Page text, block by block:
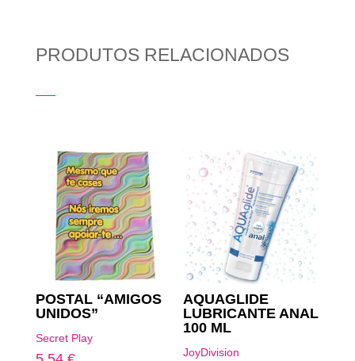
PRODUTOS RELACIONADOS
POSTAL “AMIGOS
UNIDOS”
Secret Play
AQUAGLIDE
LUBRICANTE ANAL
100 ML
JoyDivision